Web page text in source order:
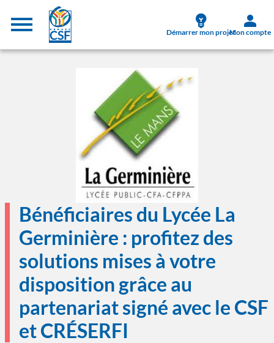
Aller au contenu principal
Démarrer mon projetMon compte
Bénéficiaires du Lycée La
Germinière : profitez des
solutions mises à votre
disposition grâce au
partenariat signé avec le CSF
et CRÉSERFI